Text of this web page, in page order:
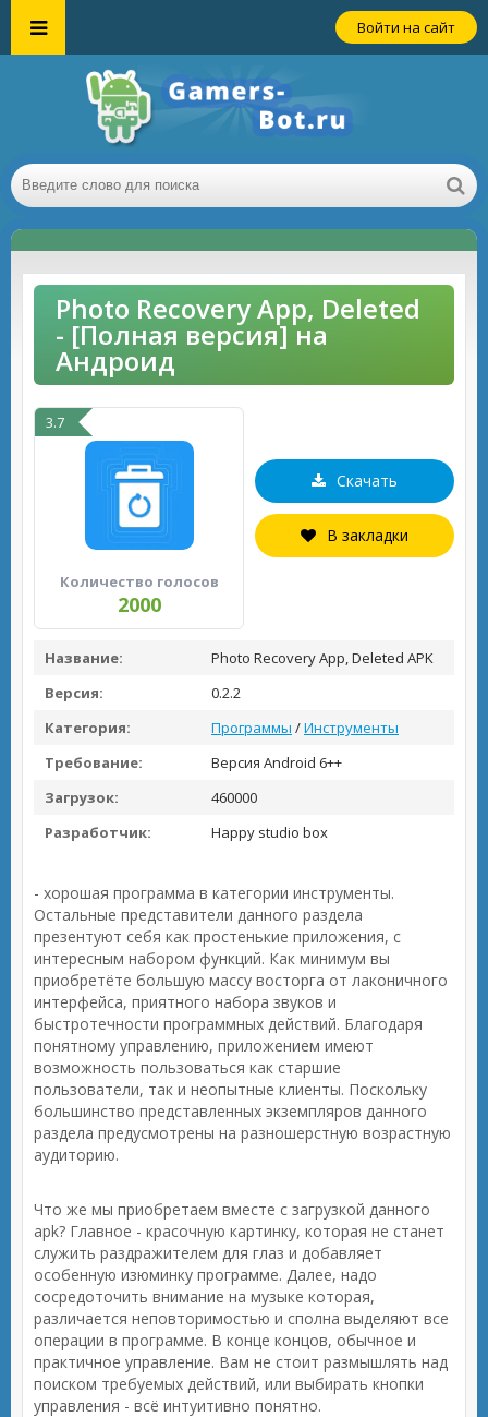
Войти на сайт
Photo Recovery App, Deleted
- [Полная версия] на
Андроид
3.7
Количество голосов
2000
Скачать
В закладки
Название:
Photo Recovery App, Deleted APK
Версия:
0.2.2
Категория:
Программы /Инструменты
Требование:
Версия Android 6++
Загрузок:
460000
Разработчик:
Happy studio box
- хорошая программа в категории инструменты.
Остальные представители данного раздела
презентуют себя как простенькие приложения, с
интересным набором функций. Как минимум вы
приобретёте большую массу восторга от лаконичного
интерфейса, приятного набора звуков и
быстротечности программных действий. Благодаря
понятному управлению, приложением имеют
возможность пользоваться как старшие
пользователи, так и неопытные клиенты. Поскольку
большинство представленных экземпляров данного
раздела предусмотрены на разношерстную возрастную
аудиторию.
Что же мы приобретаем вместе с загрузкой данного
apk? Главное - красочную картинку, которая не станет
служить раздражителем для глаз и добавляет
особенную изюминку программе. Далее, надо
сосредоточить внимание на музыке которая,
различается неповторимостью и сполна выделяют все
операции в программе. В конце концов, обычное и
практичное управление. Вам не стоит размышлять над
поиском требуемых действий, или выбирать кнопки
управления - всё интуитивно понятно.